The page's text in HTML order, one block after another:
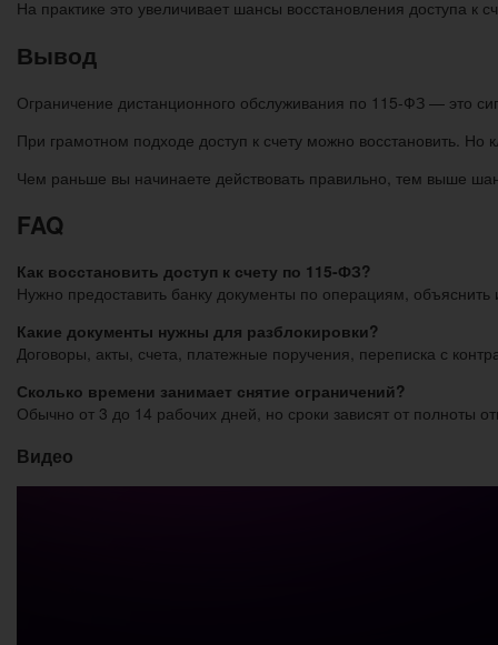
На практике это увеличивает шансы восстановления доступа
Вывод
Ограничение дистанционного обслуживания по 115-ФЗ — это
При грамотном подходе доступ к счету можно восстановить. Но
Чем раньше вы начинаете действовать правильно, тем выше
FAQ
Как восстановить доступ к счету по 115-ФЗ?
Нужно предоставить банку документы по операциям,
Какие документы нужны для разблокировки?
Договоры, акты, счета, платежные поручения, переписка с
Сколько времени занимает снятие ограничений?
Обычно от 3 до 14 рабочих дней, но сроки зависят от полноты
Видео